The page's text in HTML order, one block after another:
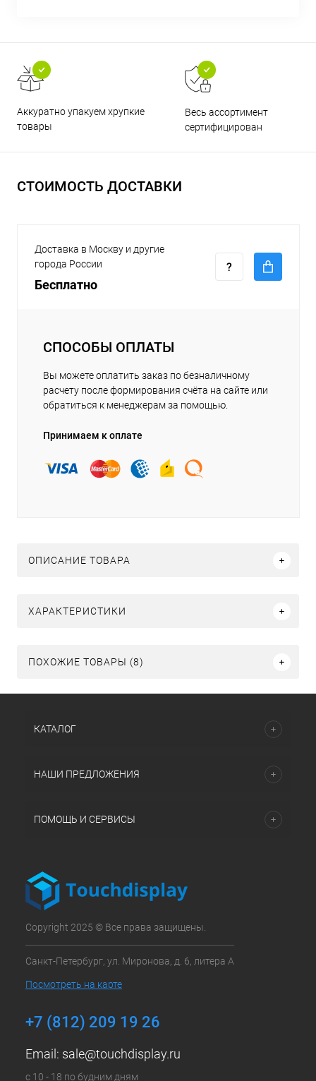
Аккуратно упакуем хрупкие
товары
Весь ассортимент
сертифицирован
СТОИМОСТЬ ДОСТАВКИ
Доставка в Москву и другие
города России
Бесплатно
СПОСОБЫ ОПЛАТЫ
Вы можете оплатить заказ по безналичному
расчету после формирования счёта на сайте или
обратиться к менеджерам за помощью.
Принимаем к оплате
ОПИСАНИЕ ТОВАРА
ХАРАКТЕРИСТИКИ
ПОХОЖИЕ ТОВАРЫ (8)
КАТАЛОГ
НАШИ ПРЕДЛОЖЕНИЯ
ПОМОЩЬ И СЕРВИСЫ
Copyright 2025 © Все права защищены.
Санкт-Петербург, ул. Миронова, д. 6, литера А
Посмотреть на карте
+7 (812) 209 19 26
Email: sale@touchdisplay.ru
с 10 - 18 по будним дням